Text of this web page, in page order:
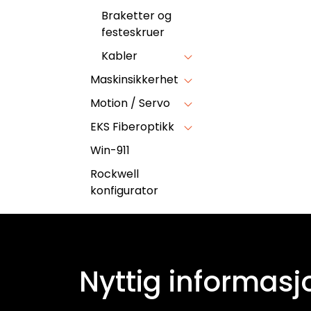
Braketter og
festeskruer
Kabler
Maskinsikkerhet
Motion / Servo
EKS Fiberoptikk
Win-911
Rockwell
konfigurator
Nyttig